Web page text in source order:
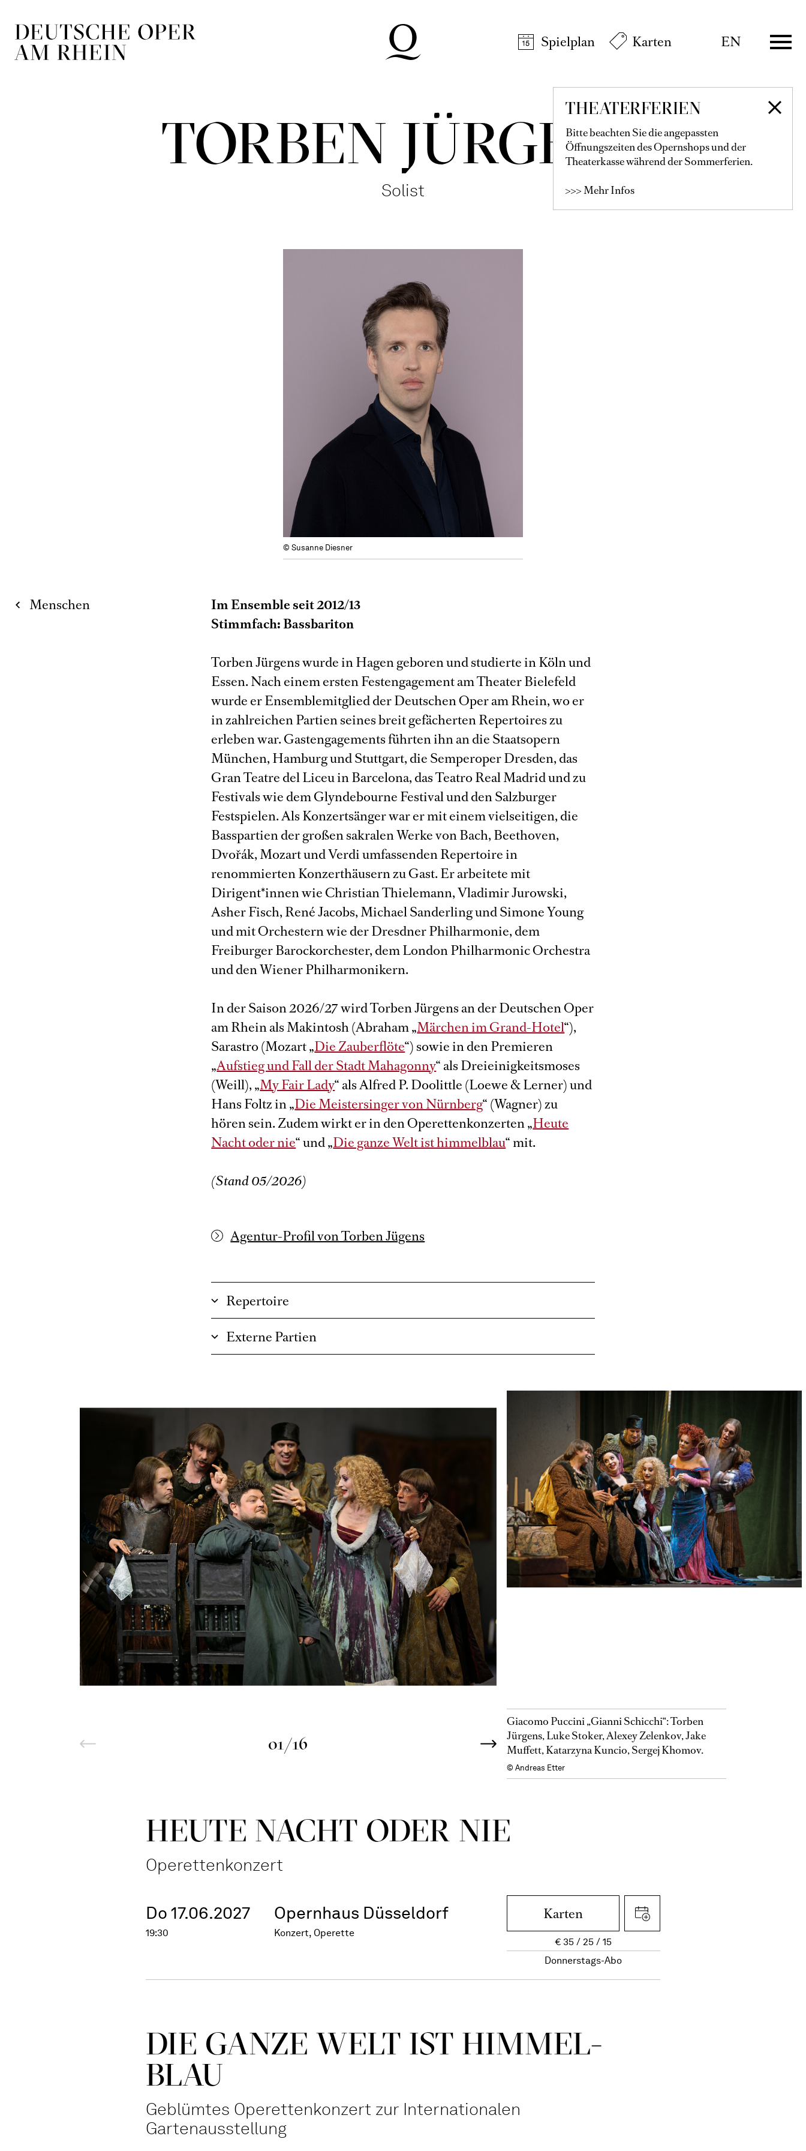
Spielplan
Karten EN
THEATERFERIEN
Bitte beachten Sie die angepassten
Öffnungszeiten des Opernshops und der
Theaterkasse während der Sommerferien.
>>> Mehr Infos
TORBEN JÜRGENS
Solist
© Susanne Diesner
Menschen
Im Ensemble seit 2012/13
Stimmfach: Bassbariton
Torben Jürgens wurde in Hagen geboren und studierte in Köln und
Essen. Nach einem ersten Festengagement am Theater Bielefeld
wurde er Ensemblemitglied der Deutschen Oper am Rhein, wo er
in zahlreichen Partien seines breit gefächerten Repertoires zu
erleben war. Gastengagements führten ihn an die Staatsopern
München, Hamburg und Stuttgart, die Semperoper Dresden, das
Gran Teatre del Liceu in Barcelona, das Teatro Real Madrid und zu
Festivals wie dem Glyndebourne Festival und den Salzburger
Festspielen. Als Konzertsänger war er mit einem vielseitigen, die
Basspartien der großen sakralen Werke von Bach, Beethoven,
Dvořák, Mozart und Verdi umfassenden Repertoire in
renommierten Konzerthäusern zu Gast. Er arbeitete mit
Dirigent*innen wie Christian Thielemann, Vladimir Jurowski,
Asher Fisch, René Jacobs, Michael Sanderling und Simone Young
und mit Orchestern wie der Dresdner Philharmonie, dem
Freiburger Barockorchester, dem London Philharmonic Orchestra
und den Wiener Philharmonikern.
In der Saison 2026/27 wird Torben Jürgens an der Deutschen Oper
am Rhein als Makintosh (Abraham „Märchen im Grand-Hotel“),
Sarastro (Mozart „Die Zauberflöte“) sowie in den Premieren
„Aufstieg und Fall der Stadt Mahagonny“ als Dreieinigkeitsmoses
(Weill), „My Fair Lady“ als Alfred P. Doolittle (Loewe & Lerner) und
Hans Foltz in „Die Meistersinger von Nürnberg“ (Wagner) zu
hören sein. Zudem wirkt er in den Operettenkonzerten „Heute
Nacht oder nie“ und „Die ganze Welt ist himmelblau“ mit.
(Stand 05/2026)
Agentur-Profil von Torben Jügens
Repertoire
Externe Partien
01/16
Giacomo Puccini „Gianni Schicchi“: Torben
Jürgens, Luke Stoker, Alexey Zelenkov, Jake
Muffett, Katarzyna Kuncio, Sergej Khomov.
© Andreas Etter
HEUTE NACHT ODER NIE
Operettenkonzert
Do 17.06.2027 Opernhaus Düsseldorf
19:30 Konzert, Operette
Karten
€ 35 25
15
Donnerstags-Abo
DIE GANZE WELT IST HIMMEL­
BLAU
Geblümtes Operettenkonzert zur Internationalen
Gartenausstellung